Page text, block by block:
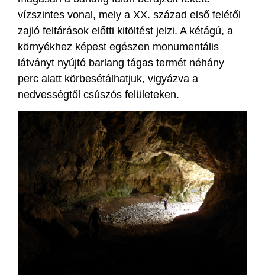
vízszintes vonal, mely a XX. század első felétől
zajló feltárások előtti kitöltést jelzi. A kétágú, a
környékhez képest egészen monumentális
látványt nyújtó barlang tágas termét néhány
perc alatt körbesétálhatjuk, vigyázva a
nedvességtől csúszós felületeken.